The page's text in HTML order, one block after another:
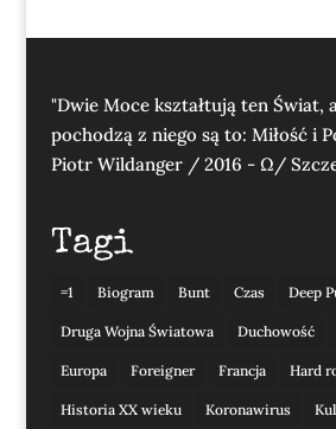
"Dwie Moce kształtują ten Świat,
pochodzą z niego są to: Miłość i
Piotr Wildanger / 2016 - Ω/
Tagi
=1 Biogram Bunt Czas Deep
Druga Wojna Światowa Duchowość
Europa Foreigner Francja Hard
Historia XX wieku Koronawirus